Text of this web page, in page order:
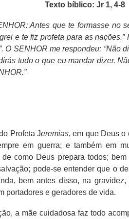
Texto bíblico: Jr 1, 4-8
Antes que te formasse no
e te fiz profeta para as
O SENHOR me respondeu: “Não
tudo o que eu mandar dizer.
Profeta Jeremias, em que Deus o
em guerra; e também em
como Deus prepara todos;
pode-se entender que o
bem antes disso, na
portadores e geradores de vida.
a mãe cuidadosa faz todo